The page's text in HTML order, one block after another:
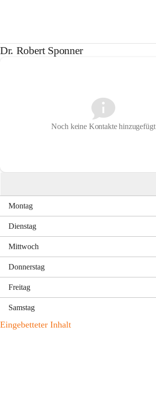
Dr. Robert Sponner
Noch keine Kontakte hinzugefügt
Montag
Dienstag
Mittwoch
Donnerstag
Freitag
Samstag
Eingebetteter Inhalt